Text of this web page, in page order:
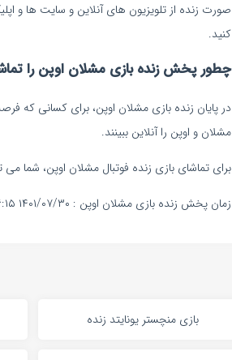
صورت زنده از تلویزیون های آنلاین و سایت ها و
کنید.
چطور پخش زنده بازی مشلان اوپن را
در پایان زنده بازی مشلان اوپن، برای کسانی که
مشلان و اوپن را آنلاین ببینند.
برای تماشای بازی زنده فوتبال مشلان اوپن، شما
زمان پخش زنده بازی مشلان اوپن : ۱۴۰۱/۰۷/۳۰ ۱۶:۱۵
بازی منچستر یونایتد زنده